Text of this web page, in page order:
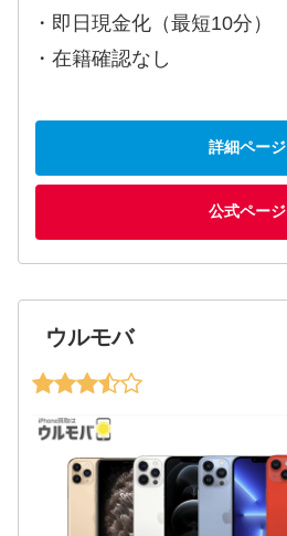
・即日現金化（最短10分）
・在籍確認なし
詳細ページ
公式ページ
ウルモバ